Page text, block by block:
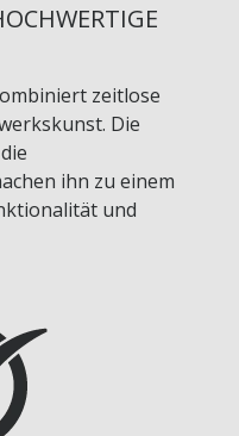
zeitlose
Die
ihn zu einem
und